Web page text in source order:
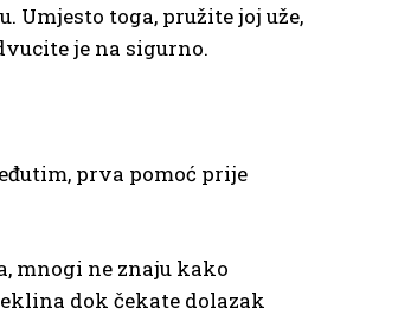
Umjesto toga, pružite joj uže,
je na sigurno.
prva pomoć prije
mnogi ne znaju kako
dok čekate dolazak